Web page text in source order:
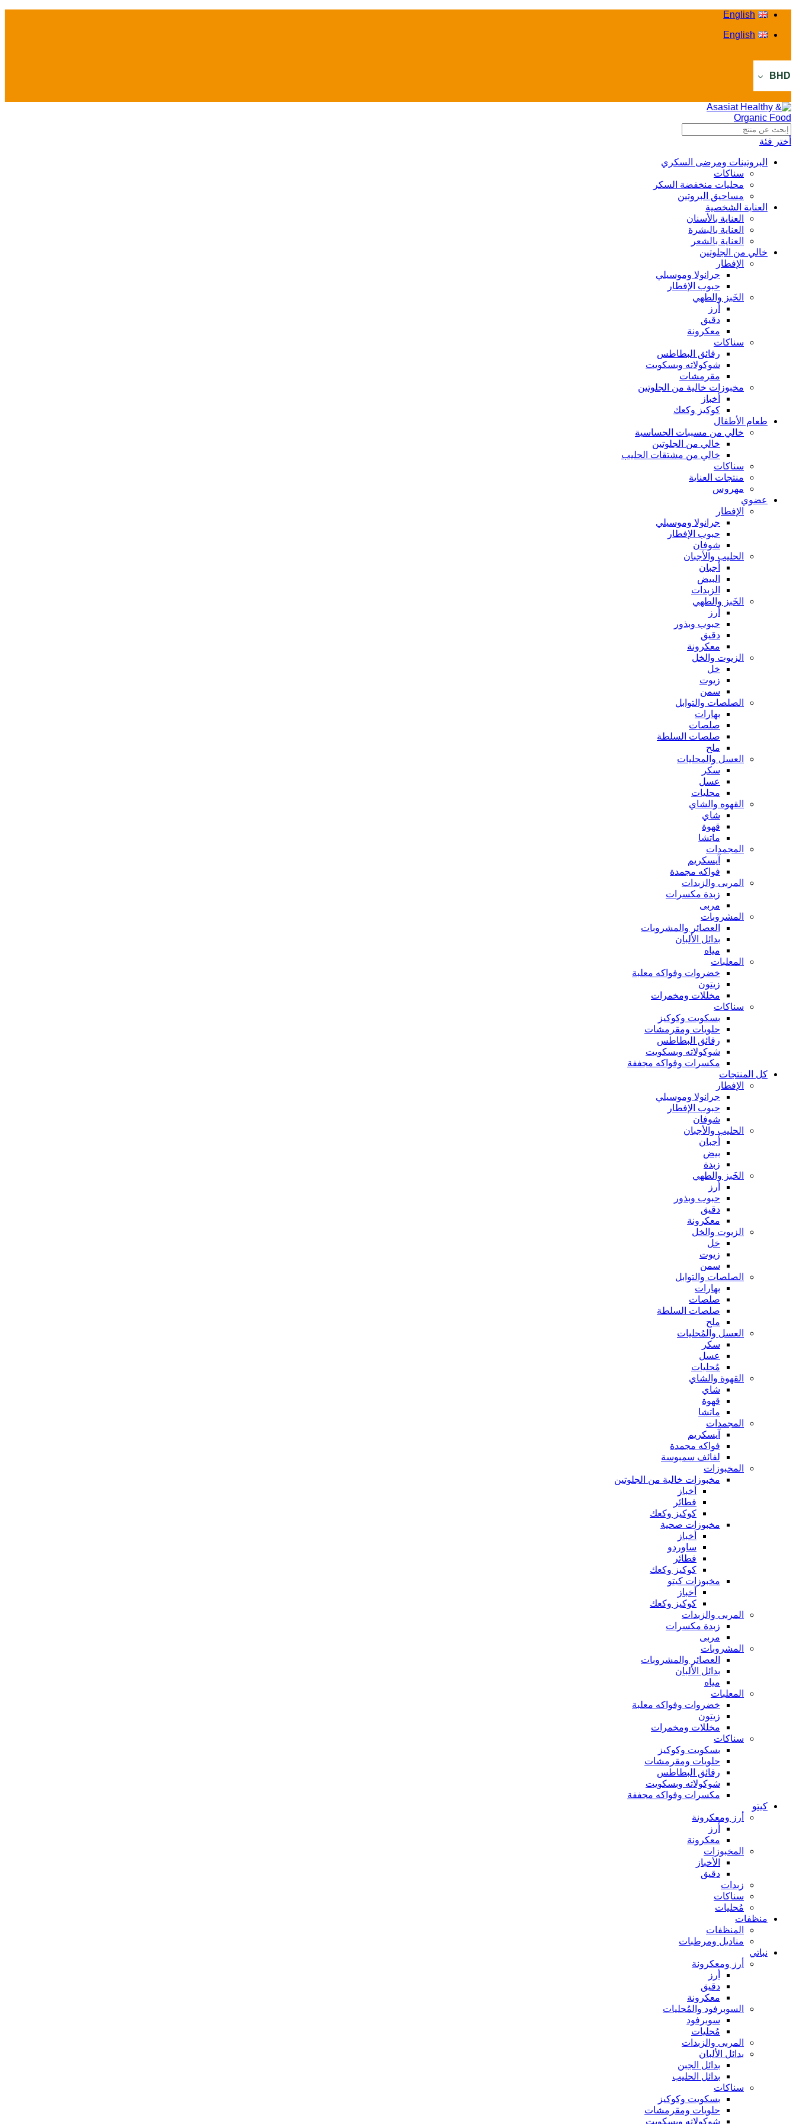
English
English
BHD
أختر فئة
البروتينات ومرضى السكري
سناكات
محليات منخفضة السكر
مساحيق البروتين
العناية الشخصية
العناية بالأسنان
العناية بالبشرة
العناية بالشعر
خالي من الجلوتين
الإفطار
جرانولا وموسيلي
حبوب الإفطار
الخَبز والطهي
أرز
دقيق
معكرونة
سناكات
رقائق البطاطس
شوكولاته وبسكويت
مقرمشات
مخبوزات خالية من الجلوتين
أخباز
كوكيز وكعك
طعام الأطفال
خالي من مسببات الحساسية
خالي من الجلوتين
خالي من مشتقات الحليب
سناكات
منتجات العناية
مهروس
عضوي
الإفطار
جرانولا وموسيلي
حبوب الإفطار
شوفان
الحليب والأجبان
أجبان
البيض
الزبدات
الخَبز والطهي
أرز
حبوب وبذور
دقيق
معكرونة
الزيوت والخل
خل
زيوت
سمن
الصلصات والتوابل
بهارات
صلصات
صلصات السلطة
ملح
العسل والمحليات
سكر
عسل
محليات
القهوه والشاي
شاي
قهوة
ماتشا
المجمدات
آيسكريم
فواكه مجمدة
المربى والزبدات
زبدة مكسرات
مربى
المشروبات
العصائر والمشروبات
بدائل الألبان
مياه
المعلبات
خضروات وفواكه معلبة
زيتون
مخللات ومخمرات
سناكات
بسكويت وكوكيز
حلويات ومقرمشات
رقائق البطاطس
شوكولاته وبسكويت
مكسرات وفواكه مجففة
كل المنتجات
الإفطار
جرانولا وموسيلي
حبوب الإفطار
شوفان
الحليب والأجبان
أجبان
بيض
زبدة
الخَبز والطهي
أرز
حبوب وبذور
دقيق
معكرونة
الزيوت والخل
خل
زيوت
سمن
الصلصات والتوابل
بهارات
صلصات
صلصات السلطة
ملح
العسل والمُحليات
سكر
عسل
مُحليات
القهوة والشاي
شاي
قهوة
ماتشا
المجمدات
آيسكريم
فواكه مجمدة
لفائف سمبوسة
المخبوزات
مخبوزات خالية من الجلوتين
أخباز
فطائر
كوكيز وكعك
مخبوزات صحية
أخباز
ساوردو
فطائر
كوكيز وكعك
مخبوزات كيتو
أخباز
كوكيز وكعك
المربى والزبدات
زبدة مكسرات
مربى
المشروبات
العصائر والمشروبات
بدائل الألبان
مياه
المعلبات
خضروات وفواكه معلبة
زيتون
مخللات ومخمرات
سناكات
بسكويت وكوكيز
حلويات ومقرمشات
رقائق البطاطس
شوكولاته وبسكويت
مكسرات وفواكه مجففة
كيتو
أرز ومعكرونة
أرز
معكرونة
المخبوزات
الأخباز
دقيق
زبدات
سناكات
مُحليات
منظفات
المنظفات
مناديل ومرطبات
نباتي
أرز ومعكرونة
أرز
دقيق
معكرونة
السوبرفود والمُحليات
سوبرفود
مُحليات
المربى والزبدات
بدائل الألبان
بدائل الجبن
بدائل الحليب
سناكات
بسكويت وكوكيز
حلويات ومقرمشات
شوكولاته وبسكويت